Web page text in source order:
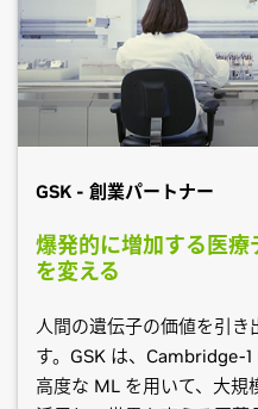
GSK - 創業パートナー
爆発的に増加する医
を変える
人間の遺伝子の価値を引
す。GSK は、Cambridge-1
高度な ML を用いて、大規